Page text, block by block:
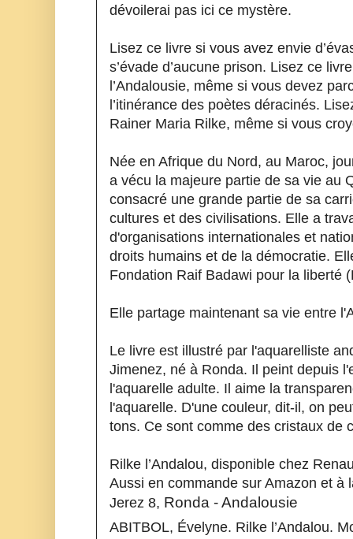
dévoilerai pas ici ce mystère.
Lisez ce livre si vous avez envie
s’évade d’aucune prison. Lisez ce
l’Andalousie, même si vous devez
l’itinérance des poètes déracinés.
Rainer Maria Rilke, même si vous
Née en Afrique du Nord, au Maroc,
a vécu la majeure partie de sa vie au
consacré une grande partie de sa
cultures et des civilisations. Elle a
d'organisations internationales et
droits humains et de la démocratie.
Fondation Raif Badawi pour la liberté
Elle partage maintenant sa vie entre
Le livre est illustré par l'aquarelliste
Jimenez, né à Ronda. Il peint depuis
l'aquarelle adulte. Il aime la
l'aquarelle. D'une couleur, dit-il, on
tons. Ce sont comme des cristaux de
Rilke l’Andalou, disponible chez
Aussi en commande sur Amazon et à
Jerez 8, Ronda - Andalousie
ABITBOL, Évelyne. Rilke l’Andalou.